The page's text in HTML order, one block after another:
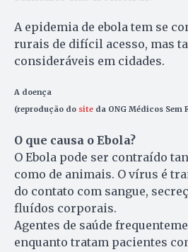
A epidemia de ebola tem se
rurais de difícil acesso, mas
consideráveis em cidades.
A doença
(reprodução do site da ONG Médicos Sem
O que causa o Ebola?
O Ebola pode ser contraído
como de animais. O vírus é
do contato com sangue,
fluídos corporais.
Agentes de saúde
enquanto tratam pacientes